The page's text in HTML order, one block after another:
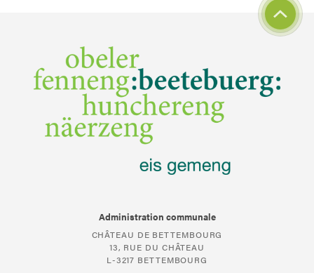
Administration communale
CHÂTEAU DE BETTEMBOURG
13, RUE DU CHÂTEAU
L-3217 BETTEMBOURG